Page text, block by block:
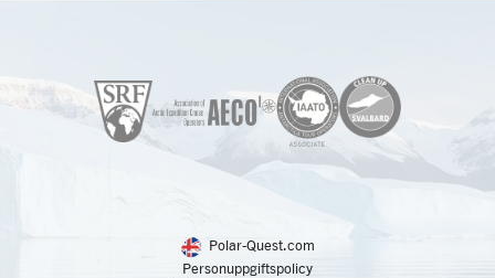
Polar-Quest.com
Personuppgiftspolicy